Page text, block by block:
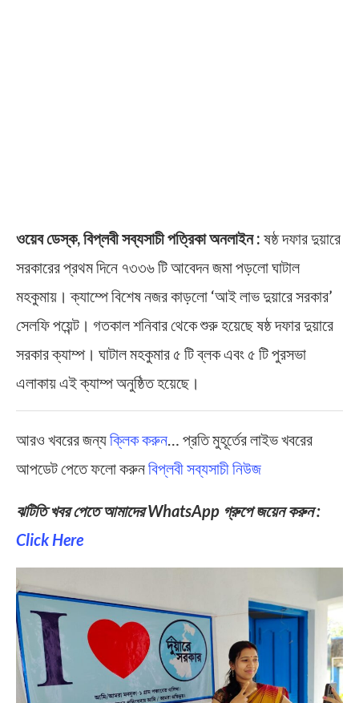
ওয়েব ডেস্ক, বিপ্লবী সব্যসাচী পত্রিকা অনলাইন : ষষ্ঠ দফার দুয়ারে
সরকারের প্রথম দিনে ৭৩৩৬ টি আবেদন জমা পড়লো ঘাটাল
মহকুমায়। ক্যাম্পে বিশেষ নজর কাড়লো ‘আই লাভ দুয়ারে সরকার’
সেলফি পয়েন্ট। গতকাল শনিবার থেকে শুরু হয়েছে ষষ্ঠ দফার দুয়ারে
সরকার ক্যাম্প। ঘাটাল মহকুমার ৫ টি ব্লক এবং ৫ টি পুরসভা
এলাকায় এই ক্যাম্প অনুষ্ঠিত হয়েছে।
আরও খবরের জন্যক্লিক করুন … প্রতি মুহূর্তের লাইভ খবরের
আপডেট পেতে ফলো করুনবিপ্লবী সব্যসাচী নিউজ
ঝটিতি খবর পেতে আমাদের WhatsApp গ্রুপে জয়েন করুন :
Click Here